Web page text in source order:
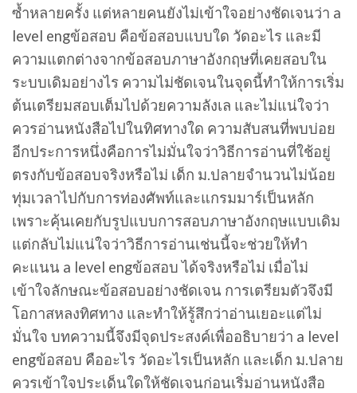
ซ้ำหลายครั้ง แต่หลายคนยังไม่เข้าใจอย่างชัดเจนว่า a
level engข้อสอบ คือข้อสอบแบบใด วัดอะไร และมี
ความแตกต่างจากข้อสอบภาษาอังกฤษที่เคยสอบใน
ระบบเดิมอย่างไร ความไม่ชัดเจนในจุดนี้ทำให้การเริ่ม
ต้นเตรียมสอบเต็มไปด้วยความลังเล และไม่แน่ใจว่า
ควรอ่านหนังสือไปในทิศทางใด ความสับสนที่พบบ่อย
อีกประการหนึ่งคือการไม่มั่นใจว่าวิธีการอ่านที่ใช้อยู่
ตรงกับข้อสอบจริงหรือไม่ เด็ก ม.ปลายจำนวนไม่น้อย
ทุ่มเวลาไปกับการท่องศัพท์และแกรมมาร์เป็นหลัก
เพราะคุ้นเคยกับรูปแบบการสอบภาษาอังกฤษแบบเดิม
แต่กลับไม่แน่ใจว่าวิธีการอ่านเช่นนี้จะช่วยให้ทำ
คะแนน a level engข้อสอบ ได้จริงหรือไม่ เมื่อไม่
เข้าใจลักษณะข้อสอบอย่างชัดเจน การเตรียมตัวจึงมี
โอกาสหลงทิศทาง และทำให้รู้สึกว่าอ่านเยอะแต่ไม่
มั่นใจ บทความนี้จึงมีจุดประสงค์เพื่ออธิบายว่า a level
engข้อสอบ คืออะไร วัดอะไรเป็นหลัก และเด็ก ม.ปลาย
ควรเข้าใจประเด็นใดให้ชัดเจนก่อนเริ่มอ่านหนังสือ